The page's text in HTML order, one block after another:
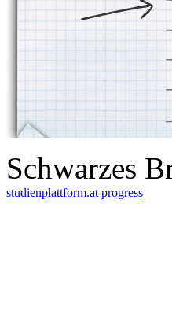
Schwarzes
studienplattform.at progress